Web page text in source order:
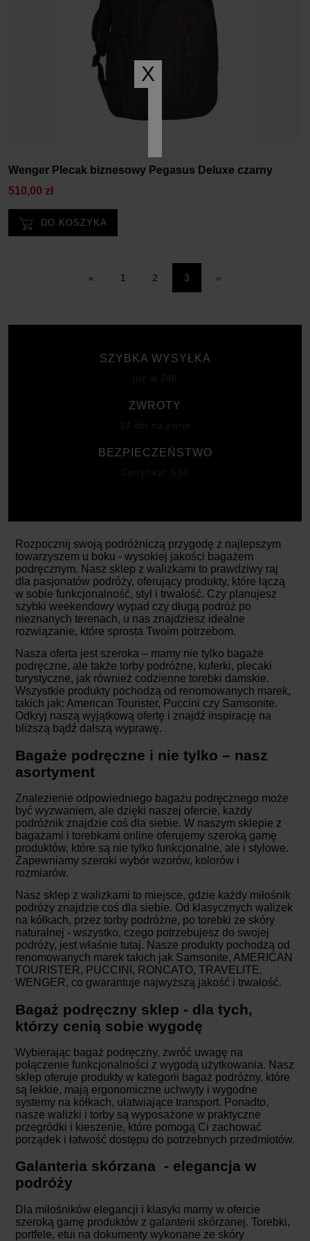
X
Wenger Plecak biznesowy Pegasus Deluxe czarny
510,00 zł
DO KOSZYKA
« 1 2 3 »
SZYBKA WYSYŁKA
już w 24h
ZWROTY
14 dni na zwrot
BEZPIECZEŃSTWO
Certyfikat SSL
Rozpocznij swoją podróżniczą przygodę z najlepszym
towarzyszem u boku - wysokiej jakości bagażem
podręcznym. Nasz sklep z walizkami to prawdziwy raj
dla pasjonatów podróży, oferujący produkty, które łączą
w sobie funkcjonalność, styl i trwałość. Czy planujesz
szybki weekendowy wypad czy długą podróż po
nieznanych terenach, u nas znajdziesz idealne
rozwiązanie, które sprosta Twoim potrzebom.
Nasza oferta jest szeroka – mamy nie tylko bagaże
podręczne, ale także torby podróżne, kuferki, plecaki
turystyczne, jak również codzienne torebki damskie.
Wszystkie produkty pochodzą od renomowanych marek,
takich jak: American Tourister, Puccini czy Samsonite.
Odkryj naszą wyjątkową ofertę i znajdź inspirację na
bliższą bądź dalszą wyprawę.
Bagaże podręczne i nie tylko – nasz
asortyment
Znalezienie odpowiedniego bagażu podręcznego może
być wyzwaniem, ale dzięki naszej ofercie, każdy
podróżnik znajdzie coś dla siebie. W naszym sklepie z
bagażami i torebkami online oferujemy szeroką gamę
produktów, które są nie tylko funkcjonalne, ale i stylowe.
Zapewniamy szeroki wybór wzorów, kolorów i
rozmiarów.
Nasz sklep z walizkami to miejsce, gdzie każdy miłośnik
podróży znajdzie coś dla siebie. Od klasycznych walizek
na kółkach, przez torby podróżne, po torebki ze skóry
naturalnej - wszystko, czego potrzebujesz do swojej
podróży, jest właśnie tutaj. Nasze produkty pochodzą od
renomowanych marek takich jak Samsonite, AMERICAN
TOURISTER, PUCCINI, RONCATO, TRAVELITE,
WENGER, co gwarantuje najwyższą jakość i trwałość.
Bagaż podręczny sklep - dla tych,
którzy cenią sobie wygodę
Wybierając bagaż podręczny, zwróć uwagę na
połączenie funkcjonalności z wygodą użytkowania. Nasz
sklep oferuje produkty w kategorii bagaż podróżny, które
są lekkie, mają ergonomiczne uchwyty i wygodne
systemy na kółkach, ułatwiające transport. Ponadto,
nasze walizki i torby są wyposażone w praktyczne
przegródki i kieszenie, które pomogą Ci zachować
porządek i łatwość dostępu do potrzebnych przedmiotów.
Galanteria skórzana - elegancja w
podróży
Dla miłośników elegancji i klasyki mamy w ofercie
szeroką gamę produktów z galanterii skórzanej. Torebki,
portfele, etui na dokumenty wykonane ze skóry